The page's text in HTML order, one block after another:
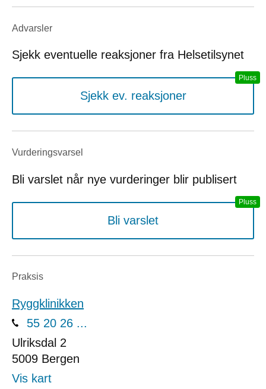
Advarsler
Sjekk eventuelle reaksjoner fra Helsetilsynet
Sjekk ev. reaksjoner
Vurderings­varsel
Bli varslet når nye vurderinger blir publisert
Bli varslet
Praksis
Ryggklinikken
55 20 26 ...
Ulriksdal 2
5009 Bergen
Vis kart